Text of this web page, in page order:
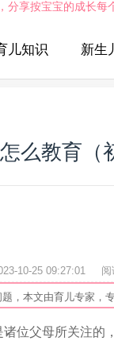
享按宝宝的成长每
儿知识 新生
么教育（
10-25 09:27:01 阅
，本文由育儿专家，
位父母所关注